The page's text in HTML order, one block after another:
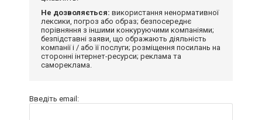
Не дозволяється: використання ненормативної
лексики, погроз або образ; безпосереднє
порівняння з іншими конкуруючими компаніями;
безпідставні заяви, що ображають діяльність
компанії і / або її послуги; розміщення посилань на
сторонні інтернет-ресурси; реклама та
самореклама.
Введіть email: